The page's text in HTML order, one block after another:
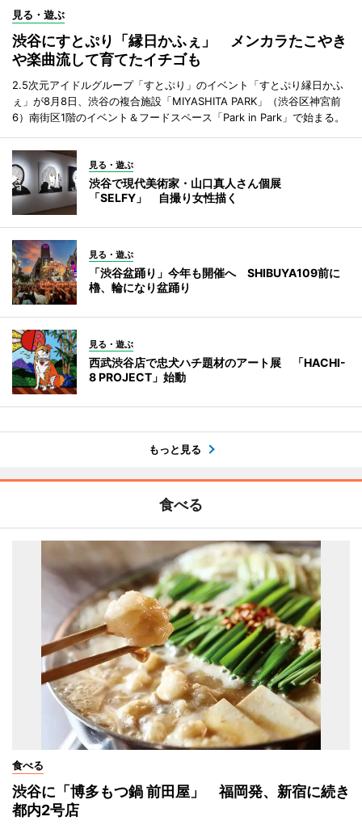
見る・遊ぶ
渋谷にすとぷり「縁日かふぇ」 メンカラたこやき
や楽曲流して育てたイチゴも
2.5次元アイドルグループ「すとぷり」のイベント「すとぷり縁日かふ
ぇ」が8月8日、渋谷の複合施設「MIYASHITA PARK」（渋谷区神宮前
6）南街区1階のイベント＆フードスペース「Park in Park」で始まる。
見る・遊ぶ
渋谷で現代美術家・山口真人さん個展
「SELFY」 自撮り女性描く
見る・遊ぶ
「渋谷盆踊り」今年も開催へ SHIBUYA109前に
櫓、輪になり盆踊り
見る・遊ぶ
西武渋谷店で忠犬ハチ題材のアート展 「HACHI-
8 PROJECT」始動
もっと見る
食べる
食べる
渋谷に「博多もつ鍋 前田屋」 福岡発、新宿に続き
都内2号店